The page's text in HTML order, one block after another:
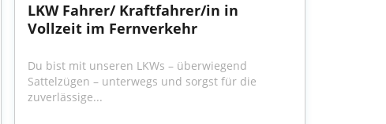
LKW Fahrer/ Kraftfahrer/in in
Vollzeit im Fernverkehr
Du bist mit unseren LKWs – überwiegend
Sattelzügen – unterwegs und sorgst für die
zuverlässige...